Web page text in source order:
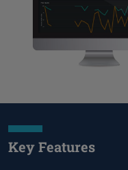
Key Features